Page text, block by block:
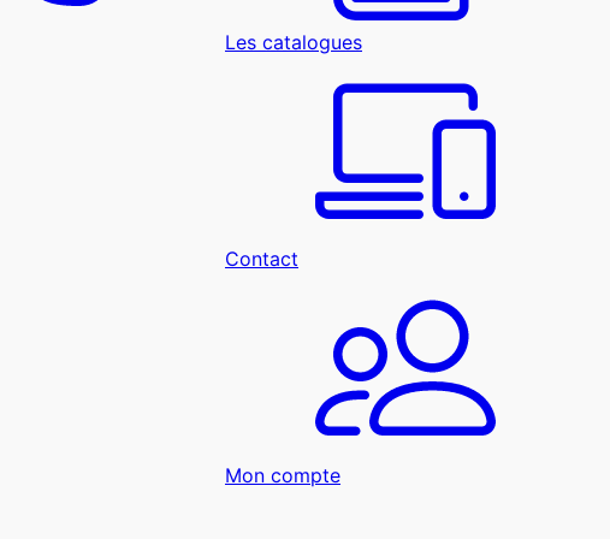
Les catalogues
Contact
Mon compte